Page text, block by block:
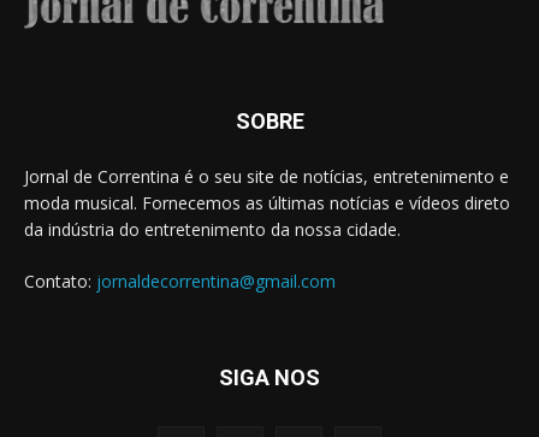
SOBRE
Jornal de Correntina é o seu site de notícias, entretenimento e
moda musical. Fornecemos as últimas notícias e vídeos direto
da indústria do entretenimento da nossa cidade.
Contato: jornaldecorrentina@gmail.com
SIGA NOS